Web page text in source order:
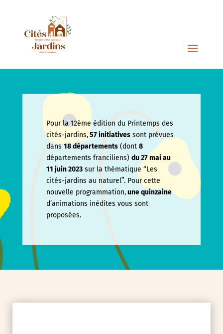
Pour la 12ème édition du Printemps des
cités-jardins,57 initiativessont prévues
dans18 départements(dont 8
départements franciliens) du 27 mai au
11 juin2023sur la thématique “Les
cités-jardins au naturel”. Pour cette
nouvelle programmation,une quinzaine
d’animations inédites vous sont
proposées.